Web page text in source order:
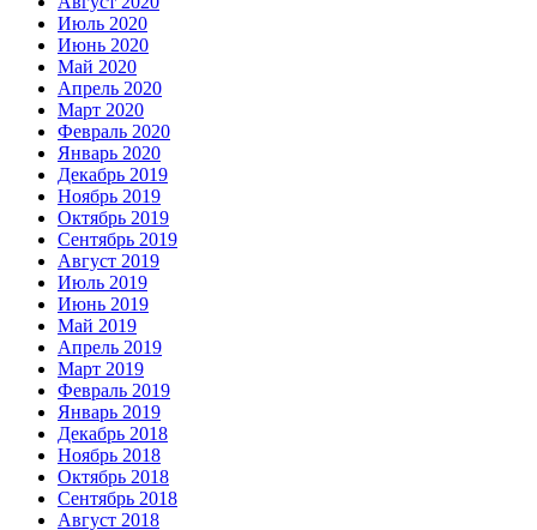
Июль 2020
Июнь 2020
Май 2020
Апрель 2020
Март 2020
Февраль 2020
Январь 2020
Декабрь 2019
Ноябрь 2019
Октябрь 2019
Сентябрь 2019
Август 2019
Июль 2019
Июнь 2019
Май 2019
Апрель 2019
Март 2019
Февраль 2019
Январь 2019
Декабрь 2018
Ноябрь 2018
Октябрь 2018
Сентябрь 2018
Август 2018